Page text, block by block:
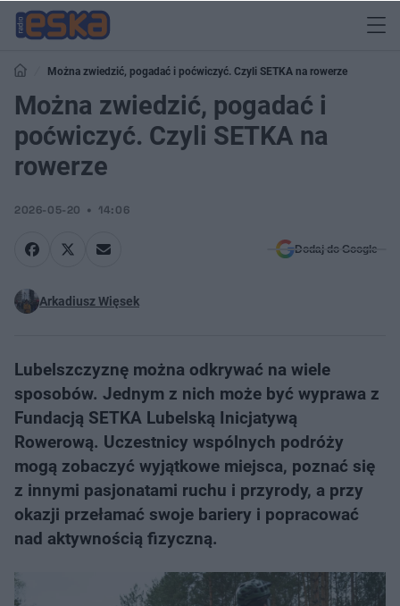
Można zwiedzić, pogadać i poćwiczyć. Czyli SETKA na rowerze
Można zwiedzić, pogadać i
poćwiczyć. Czyli SETKA na
rowerze
2026-05-20 14:06
Dodaj do Google
Arkadiusz Więsek
Lubelszczyznę można odkrywać na wiele
sposobów. Jednym z nich może być wyprawa z
Fundacją SETKA Lubelską Inicjatywą
Rowerową. Uczestnicy wspólnych podróży
mogą zobaczyć wyjątkowe miejsca, poznać się
z innymi pasjonatami ruchu i przyrody, a przy
okazji przełamać swoje bariery i popracować
nad aktywnością fizyczną.